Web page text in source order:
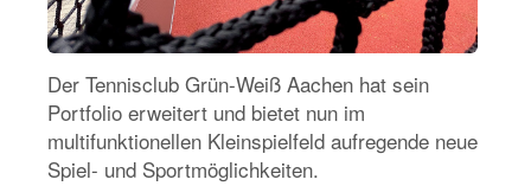
Der Tennisclub Grün-Weiß Aachen hat sein
Portfolio erweitert und bietet nun im
multifunktionellen Kleinspielfeld aufregende neue
Spiel- und Sportmöglichkeiten.